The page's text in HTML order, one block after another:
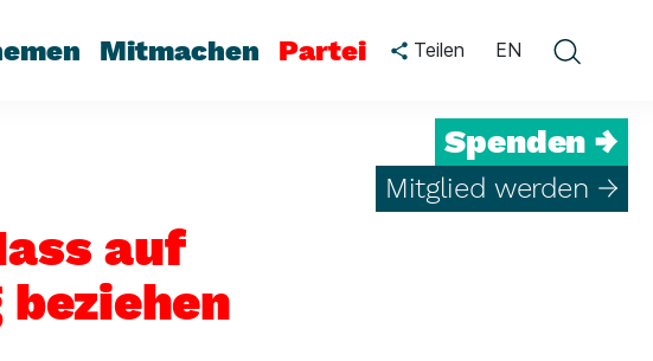
Mitmachen Partei Teilen EN
Spenden →
Mitglied werden →
auf